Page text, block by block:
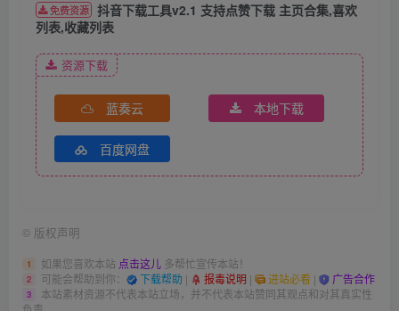
免费资源 抖音下载工具v2.1 支持点赞下载 主页合集,喜欢
列表,收藏列表
资源下载
蓝奏云 本地下载
百度网盘
© 版权声明
1 如果您喜欢本站 点击这儿 多帮忙宣传本站！
2 可能会帮助到你： 下载帮助 | 报毒说明 | 进站必看 | 广告合作
3
本站素材资源不代表本站立场，并不代表本站赞同其观点和对其真实性